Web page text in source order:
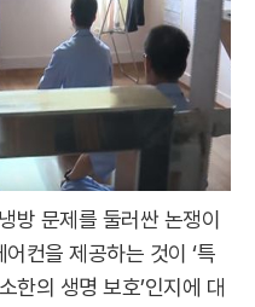
방 문제를 둘러싼 논쟁이
컨을 제공하는 것이 ‘특
한의 생명 보호’인지에 대